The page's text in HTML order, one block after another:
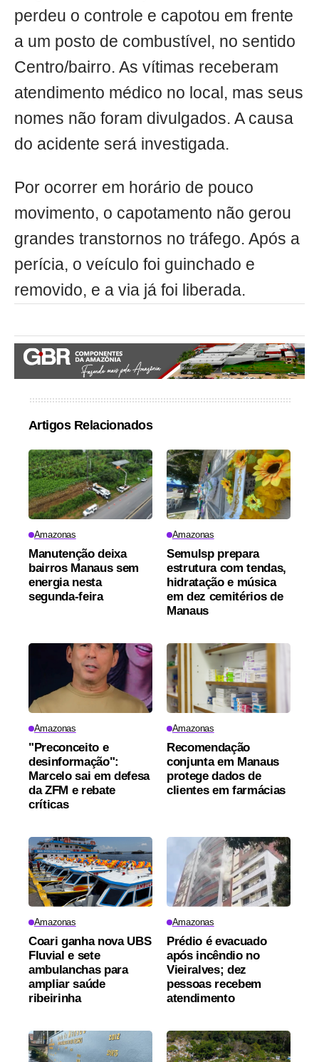
perdeu o controle e capotou em frente
a um posto de combustível, no sentido
Centro/bairro. As vítimas receberam
atendimento médico no local, mas seus
nomes não foram divulgados. A causa
do acidente será investigada.
Por ocorrer em horário de pouco
movimento, o capotamento não gerou
grandes transtornos no tráfego. Após a
perícia, o veículo foi guinchado e
removido, e a via já foi liberada.
Artigos Relacionados
Amazonas
Manutenção deixa
bairros Manaus sem
energia nesta
segunda-feira
Amazonas
Semulsp prepara
estrutura com tendas,
hidratação e música
em dez cemitérios de
Manaus
Amazonas
"Preconceito e
desinformação":
Marcelo sai em defesa
da ZFM e rebate
críticas
Amazonas
Recomendação
conjunta em Manaus
protege dados de
clientes em farmácias
Amazonas
Coari ganha nova UBS
Fluvial e sete
ambulanchas para
ampliar saúde
ribeirinha
Amazonas
Prédio é evacuado
após incêndio no
Vieiralves; dez
pessoas recebem
atendimento